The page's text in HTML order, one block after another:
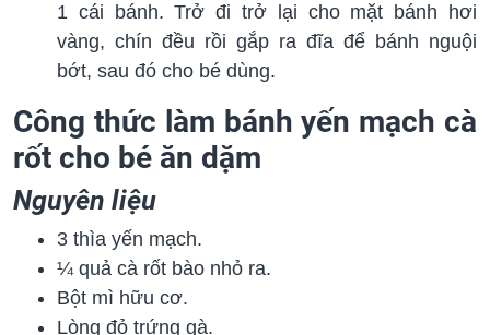
1 cái bánh. Trở đi trở lại cho mặt bánh hơi
vàng, chín đều rồi gắp ra đĩa để bánh nguội
bớt, sau đó cho bé dùng.
Công thức làm bánh yến mạch cà
rốt cho bé ăn dặm
Nguyên liệu
3 thìa yến mạch.
¼ quả cà rốt bào nhỏ ra.
Bột mì hữu cơ.
Lòng đỏ trứng gà.